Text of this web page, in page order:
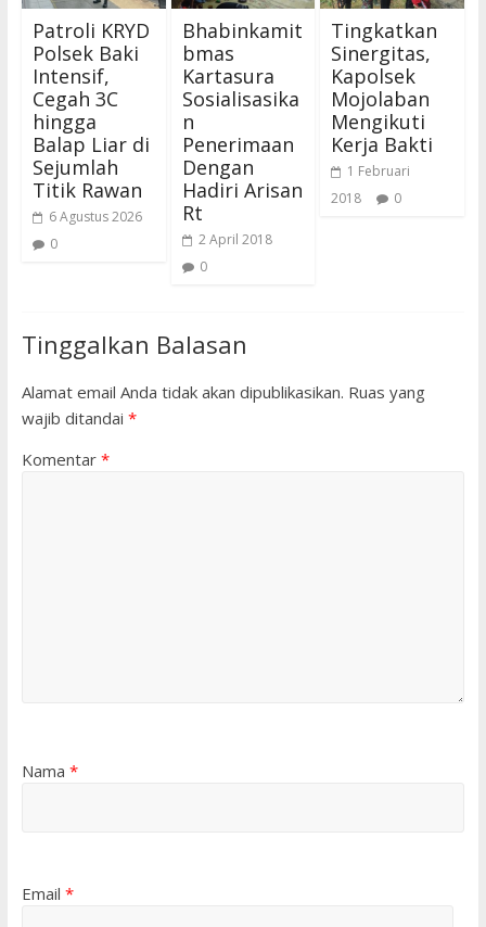
Patroli KRYD
Polsek Baki
Intensif,
Cegah 3C
hingga
Balap Liar di
Sejumlah
Titik Rawan
6 Agustus 2026
0
Bhabinkamit
bmas
Kartasura
Sosialisasika
n
Penerimaan
Dengan
Hadiri Arisan
Rt
2 April 2018
0
Tingkatkan
Sinergitas,
Kapolsek
Mojolaban
Mengikuti
Kerja Bakti
1 Februari
2018
0
Tinggalkan Balasan
Alamat email Anda tidak akan dipublikasikan. Ruas yang
wajib ditandai *
Komentar *
Nama *
Email *